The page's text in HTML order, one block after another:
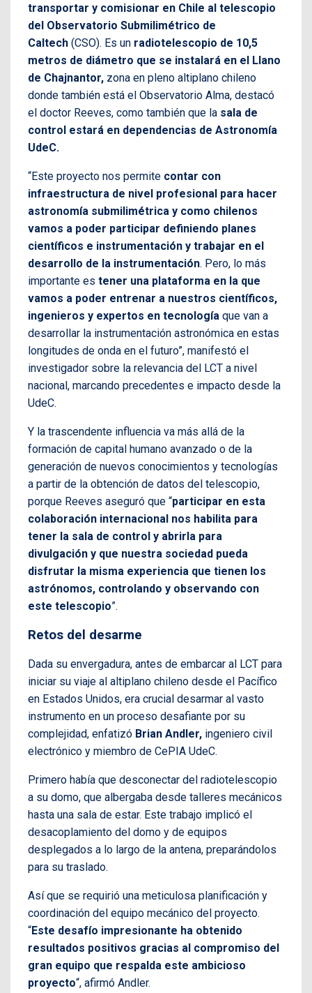
transportar y comisionar en Chile al telescopio
del Observatorio Submilimétrico de
Caltech (CSO). Es un radiotelescopio de 10,5
metros de diámetro que se instalará en el Llano
de Chajnantor, zona en pleno altiplano chileno
donde también está el Observatorio Alma, destacó
el doctor Reeves, como también que la sala de
control estará en dependencias de Astronomía
UdeC.
“Este proyecto nos permite contar con
infraestructura de nivel profesional para hacer
astronomía submilimétrica y como chilenos
vamos a poder participar definiendo planes
científicos e instrumentación y trabajar en el
desarrollo de la instrumentación. Pero, lo más
importante es tener una plataforma en la que
vamos a poder entrenar a nuestros científicos,
ingenieros y expertos en tecnología que van a
desarrollar la instrumentación astronómica en estas
longitudes de onda en el futuro”, manifestó el
investigador sobre la relevancia del LCT a nivel
nacional, marcando precedentes e impacto desde la
UdeC.
Y la trascendente influencia va más allá de la
formación de capital humano avanzado o de la
generación de nuevos conocimientos y tecnologías
a partir de la obtención de datos del telescopio,
porque Reeves aseguró que “participar en esta
colaboración internacional nos habilita para
tener la sala de control y abrirla para
divulgación y que nuestra sociedad pueda
disfrutar la misma experiencia que tienen los
astrónomos, controlando y observando con
este telescopio”.
Retos del desarme
Dada su envergadura, antes de embarcar al LCT para
iniciar su viaje al altiplano chileno desde el Pacífico
en Estados Unidos, era crucial desarmar al vasto
instrumento en un proceso desafiante por su
complejidad, enfatizó Brian Andler, ingeniero civil
electrónico y miembro de CePIA UdeC.
Primero había que desconectar del radiotelescopio
a su domo, que albergaba desde talleres mecánicos
hasta una sala de estar. Este trabajo implicó el
desacoplamiento del domo y de equipos
desplegados a lo largo de la antena, preparándolos
para su traslado.
Así que se requirió una meticulosa planificación y
coordinación del equipo mecánico del proyecto.
“Este desafío impresionante ha obtenido
resultados positivos gracias al compromiso del
gran equipo que respalda este ambicioso
proyecto“, afirmó Andler.